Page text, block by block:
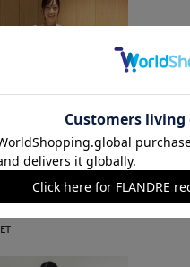
高島屋SC SUPERIOR